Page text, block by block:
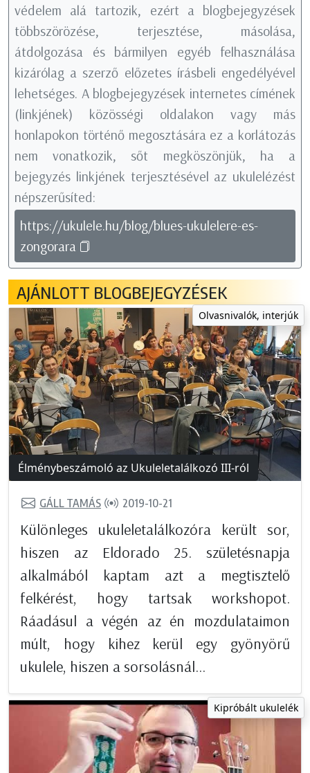
védelem alá tartozik, ezért a blogbejegyzések
többszörözése, terjesztése, másolása,
átdolgozása és bármilyen egyéb felhasználása
kizárólag a szerző előzetes írásbeli engedélyével
lehetséges. A blogbejegyzések internetes címének
(linkjének) közösségi oldalakon vagy más
honlapokon történő megosztására ez a korlátozás
nem vonatkozik, sőt megköszönjük, ha a
bejegyzés linkjének terjesztésével az ukulelézést
népszerűsíted:
https://ukulele.hu/blog/blues-ukulelere-es-
zongorara
AJÁNLOTT BLOGBEJEGYZÉSEK
Olvasnivalók, interjúk
Élménybeszámoló az Ukuleletalálkozó III-ról
GÁLL TAMÁS 2019-10-21
Különleges ukuleletalálkozóra került sor,
hiszen az Eldorado 25. születésnapja
alkalmából kaptam azt a megtisztelő
felkérést, hogy tartsak workshopot.
Ráadásul a végén az én mozdulataimon
múlt, hogy kihez kerül egy gyönyörű
ukulele, hiszen a sorsolásnál...
Kipróbált ukulelék